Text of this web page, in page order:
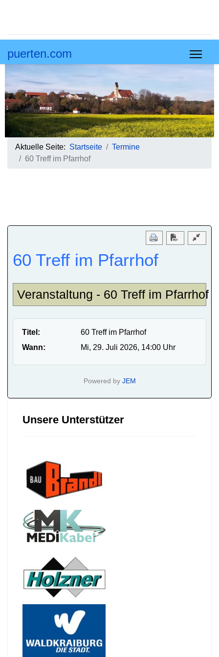
puerten.com
Aktuelle Seite: Startseite
Termine
60 Treff im Pfarrhof
Download PDF
60 Treff im Pfarrhof
Veranstaltung - 60 Treff im Pfarrhof
Titel:
60 Treff im Pfarrhof
Wann:
Mi, 29. Juli 2026, 14:00 Uhr
Powered by JEM
Unsere Unterstützer